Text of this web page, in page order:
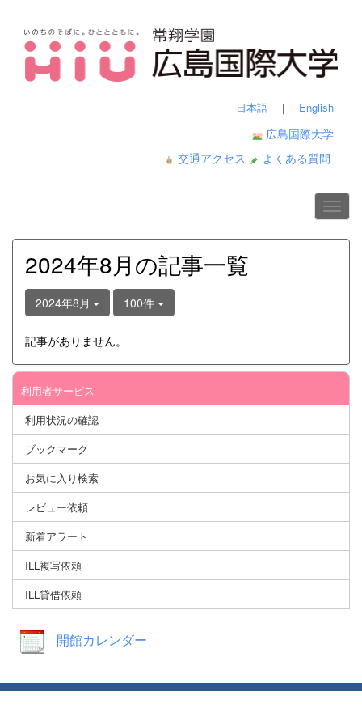
日本語 ｜ English
広島国際大学
交通アクセス
よくある質問
2024年8月の記事一覧
2024年8月 100件
記事がありません。
利用者サービス
利用状況の確認
ブックマーク
お気に入り検索
レビュー依頼
新着アラート
ILL複写依頼
ILL貸借依頼
開館カレンダー